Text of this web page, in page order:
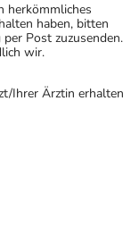
herkömmliches
haben, bitten
Post zuzusenden.
wir.
Ihrer Ärztin erhalten